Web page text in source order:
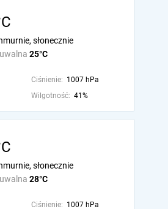
25°C
słonecznie
Ciśnienie: 1007 hPa
Wilgotność: 41%
28°C
słonecznie
Ciśnienie: 1007 hPa